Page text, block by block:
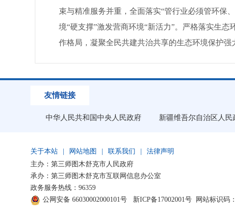
束与精准服务并重，全面落实“管行业必须管环保
境“硬支撑”激发营商环境“新活力”。严格落实生
作格局，凝聚全民共建共治共享的生态环境保护强
友情链接
中华人民共和国中央人民政府 新疆维吾尔自治区人民
关于本站 网站地图 联系我们
法律声明
主办：第三师图木舒克市人民政府
承办：第三师图木舒克市互联网信息办公室
政务服务热线：96359
公网安备 66030002000101号
新ICP备17002001号 网站标识码